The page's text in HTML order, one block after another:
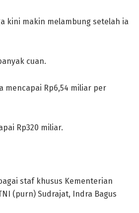
kini makin melambung setelah ia
cuan.
mencapai Rp6,54 miliar per
Rp320 miliar.
staf khusus Kementerian
(purn) Sudrajat, Indra Bagus